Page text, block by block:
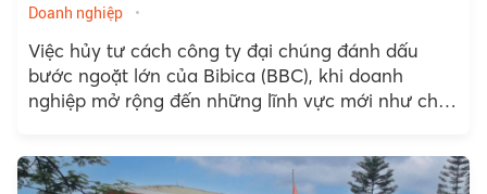
Doanh nghiệp
Việc hủy tư cách công ty đại chúng đánh dấu
bước ngoặt lớn của Bibica (BBC), khi doanh
nghiệp mở rộng đến những lĩnh vực mới như chế